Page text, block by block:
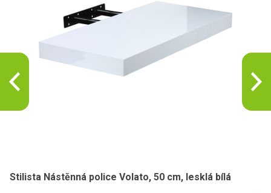
Stilista Nástěnná police Volato, 50 cm, lesklá bílá